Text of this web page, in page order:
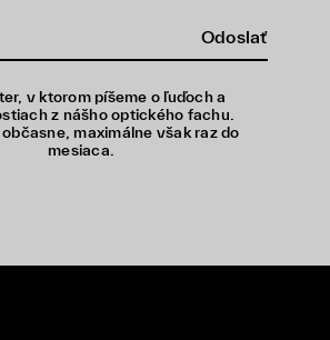
Odoslať
v ktorom píšeme o ľuďoch a
z nášho optického fachu.
maximálne však raz do
mesiaca.